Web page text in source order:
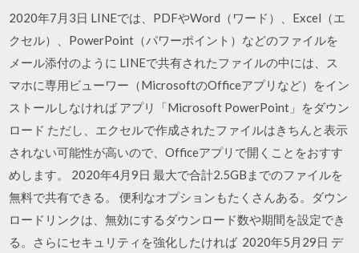
2020年7月3日 LINEでは、PDFやWord（ワード）、Excel（エ
クセル）、PowerPoint（パワーポイント）などのファイルを
メール添付のように LINEで共有されたファイルの中には、ス
マホに専用ビューワー（MicrosoftのOfficeアプリなど）をイン
ストールしなければ アプリ「Microsoft PowerPoint」をダウン
ロード ただし、エクセルで作成されたファイルはきちんと表示
されない可能性が高いので、Officeアプリで開くことをおすす
めします。 2020年4月9日 最大で合計2.5GBまでのファイルを
無料で共有できる。 便利なオプションもたくさんある。ダウン
ロードリンクは、無効にするダウンロード数や期間を設定でき
る。さらにセキュリティを強化したければ 2020年5月29日 デ